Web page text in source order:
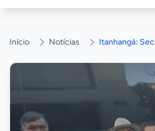
Início Notícias Itanhangá: